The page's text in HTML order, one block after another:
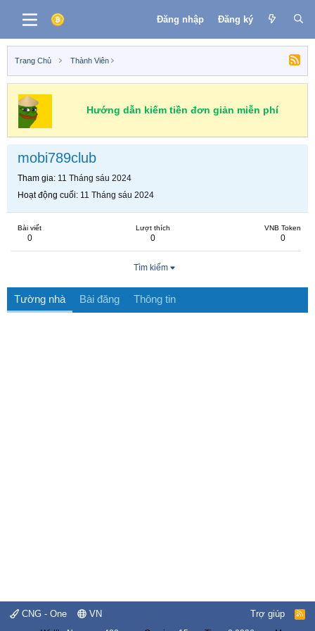
Đăng nhập Đăng ký
Trang Chủ Thành Viên
Hướng dẫn kiếm tiền đơn giản miễn phí
mobi789club
Tham gia 11 Tháng sáu 2024
Hoạt động cuối 11 Tháng sáu 2024
Bài viết
0
Lượt thích
0
VNB Token
0
Tìm kiếm
Tường nhà Bài đăng Thông tin
CNG - One VN Trợ giúp
R